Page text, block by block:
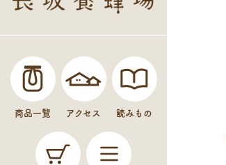
商品一覧 アクセス 読みもの